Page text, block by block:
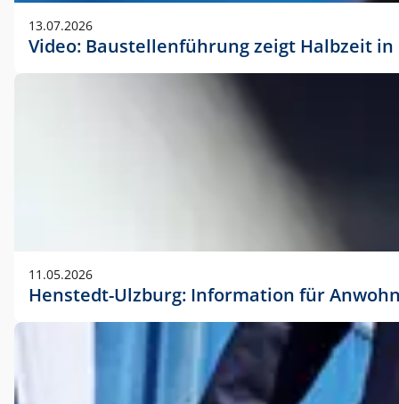
13.07.2026
Video: Baustellenführung zeigt Halbzeit
11.05.2026
Henstedt-Ulzburg: Information für